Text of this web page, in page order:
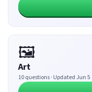
🖼️
Art
10 questions · Updated Jun 5